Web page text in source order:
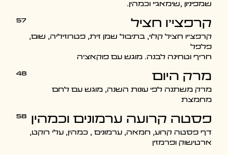
שמפיניון ,שימאג'י וכמהין.
קרפצי'ו חציל
קרפצ'יו חציל קלוי, בתיבול שמן זית, פטרוזיליה, שום,
פלפל
חריף וטחינה לבנה. מוגש עם פוקאצ'ה
57
מרק היום
מרק משתנה לפי עונות השנה, מוגש עם לחם
מחמצת
48
פסטה קרועה ערמונים וכמהין
דף פסטה קרוע, חמאה, ערמונים , כמהין, עלי רוקט,
ארטישוק ופרמז'ן
58